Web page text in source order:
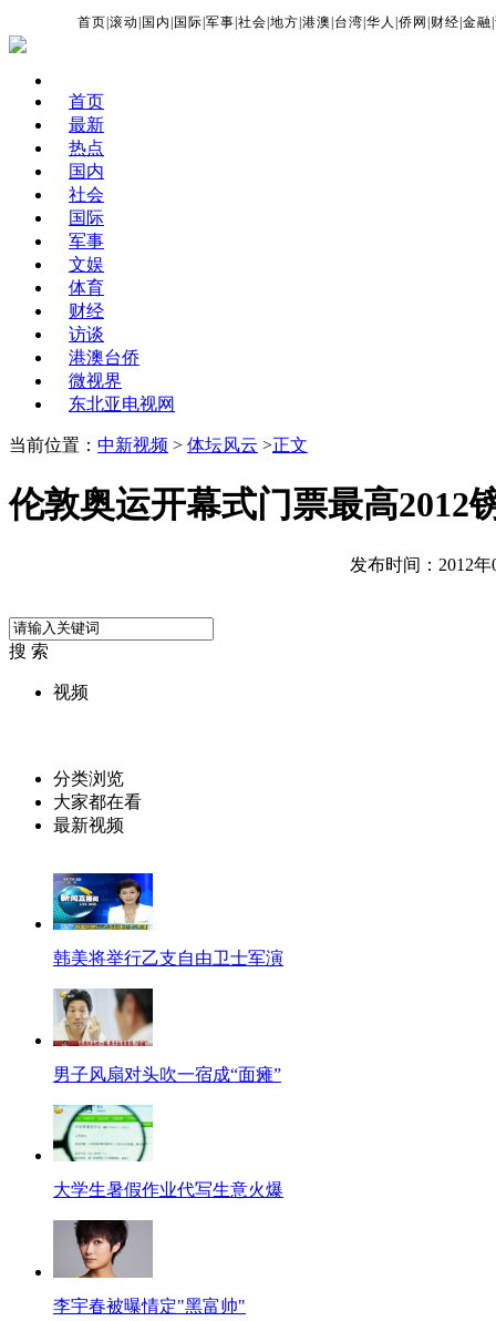
首页 |滚动 国内 国际 |军事 |社会 |地方 |港澳 台湾 |华人 |侨网 财经 |金融 |
首页
最新
热点
国内
社会
国际
军事
文娱
体育
财经
访谈
港澳台侨
微视界
东北亚电视网
当前位置： 中新视频 > 体坛风云 >正文
伦敦奥运开幕式门票最高2012
发布时间：2012年
搜 索
视频
分类浏览
大家都在看
最新视频
韩美将举行乙支自由卫士军演
男子风扇对头吹一宿成“面瘫”
大学生暑假作业代写生意火爆
李宇春被曝情定"黑富帅"